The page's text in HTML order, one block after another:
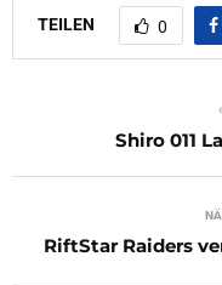
TEILEN 0
Shiro 011
RiftStar Raiders